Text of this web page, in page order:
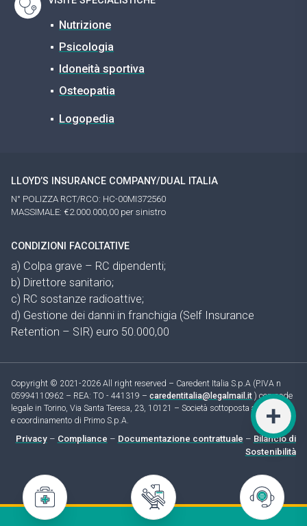
Nutrizione
Psicologia
Idoneità sportiva
Osteopatia
Logopedia
LLOYD’S INSURANCE COMPANY/DUAL ITALIA
N° POLIZZA RCT/RCO: HC-00MI372560
MASSIMALE: €2.000.000,00 per sinistro
CONDIZIONI FACOLTATIVE
a) Colpa grave – RC dipendenti;
b) Direttore sanitario;
c) RC sostanze radioattive;
d) Gestione dei danni in franchigia (Self Insurance
Retention – SIR) euro 50.000,00
Copyright © 2021-2026 All right reserved – Caredent Italia S.p.A (P.IVA n
05994110962 – REA: TO - 441319 –caredentitalia@legalmail.it ) con sede
legale in Torino, Via Santa Teresa, 23, 10121 – Società sottoposta a direzione
e coordinamento di Primo S.p.A.
Privacy– Compliance – Documentazione contrattuale – Bilancio di
Sostenibilità